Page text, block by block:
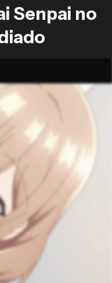
Senpai no